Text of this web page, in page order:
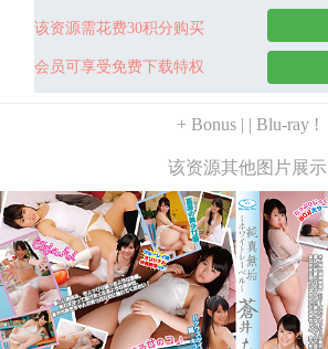
该资源需花费30积分购买
会员可享受免费下载特权
+ Bonus | | Blu-ray !
该资源其他图片展示